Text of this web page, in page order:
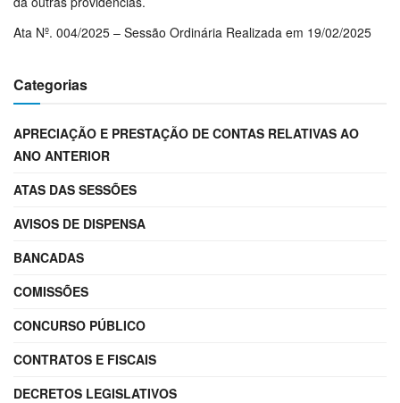
Ata Nº. 004/2025 – Sessão Ordinária Realizada em 19/02/2025
Categorias
APRECIAÇÃO E PRESTAÇÃO DE CONTAS RELATIVAS AO
ANO ANTERIOR
ATAS DAS SESSÕES
AVISOS DE DISPENSA
BANCADAS
COMISSÕES
CONCURSO PÚBLICO
CONTRATOS E FISCAIS
DECRETOS LEGISLATIVOS